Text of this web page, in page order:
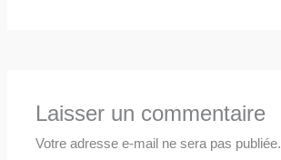
Laisser un commentaire
Votre adresse e-mail ne sera pas publiée.